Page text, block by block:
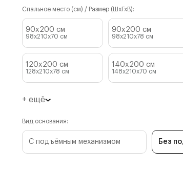
Спальное место (см) / Размер (ШхГхВ):
90x200 см
98x210x70 см
90x200 см
98x210x78 см
120x200 см
128x210x78 см
140x200 см
148x210x70 см
+ ещё
Вид основания:
С подъёмным механизмом Без